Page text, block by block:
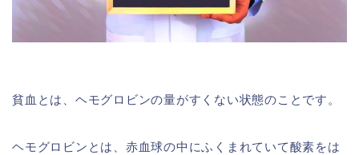
貧血とは、ヘモグロビンの量がすくない状態のことです。
ヘモグロビンとは、赤血球の中にふくまれていて酸素をは